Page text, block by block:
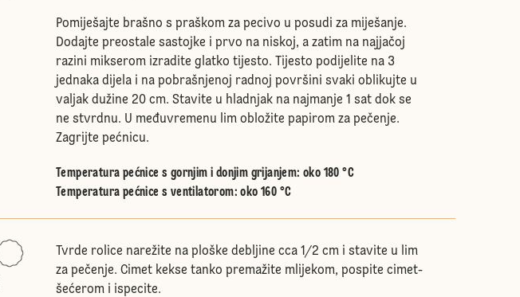
Pomiješajte brašno s praškom za pecivo u posudi za miješanje.
Dodajte preostale sastojke i prvo na niskoj, a zatim na najjačoj
razini mikserom izradite glatko tijesto. Tijesto podijelite na 3
jednaka dijela i na pobrašnjenoj radnoj površini svaki oblikujte u
valjak dužine 20 cm. Stavite u hladnjak na najmanje 1 sat dok se
ne stvrdnu. U međuvremenu lim obložite papirom za pečenje.
Zagrijte pećnicu.
Temperatura pećnice s gornjim i donjim grijanjem: oko 180 °C
Temperatura pećnice s ventilatorom: oko 160 °C
Tvrde rolice narežite na ploške debljine cca 1/2 cm i stavite u lim
za pečenje. Cimet kekse tanko premažite mlijekom, pospite cimet-
šećerom i ispecite.